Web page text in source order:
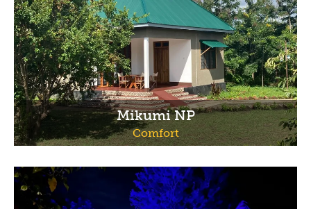
Mikumi NP
Comfort